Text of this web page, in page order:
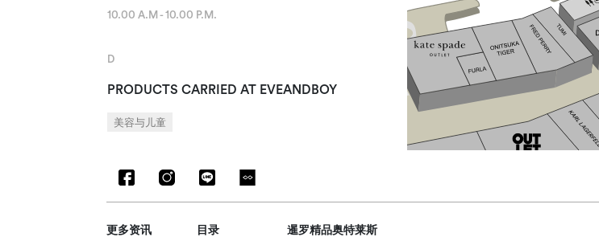
10.00 A.M - 10.00 P.M.
D
PRODUCTS CARRIED AT EVEANDBOY
美容与儿童
更多资讯 目录 暹罗精品奥特莱斯